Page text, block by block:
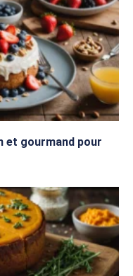
et gourmand pour